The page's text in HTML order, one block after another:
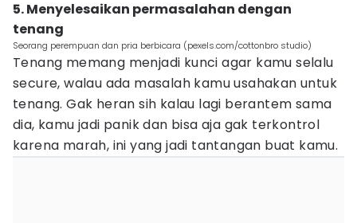
5. Menyelesaikan permasalahan dengan
tenang
Seorang perempuan dan pria berbicara (pexels.com/cottonbro studio)
Tenang memang menjadi kunci agar kamu selalu
secure, walau ada masalah kamu usahakan untuk
tenang. Gak heran sih kalau lagi berantem sama
dia, kamu jadi panik dan bisa aja gak terkontrol
karena marah, ini yang jadi tantangan buat kamu.